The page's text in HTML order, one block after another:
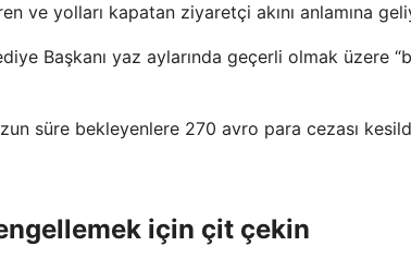
ve yolları kapatan ziyaretçi akını anlamına
Başkanı yaz aylarında geçerli olmak üzere
süre bekleyenlere 270 avro para cezası
için çit çekin